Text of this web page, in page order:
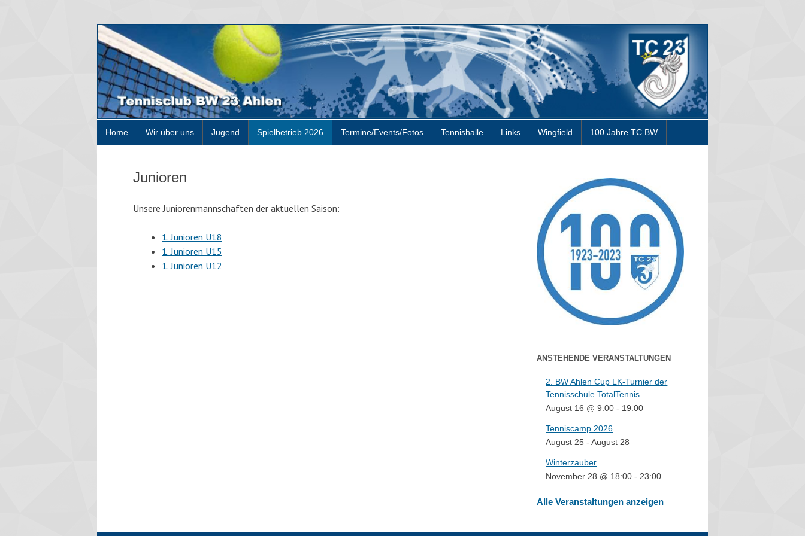
Home Wir über uns Jugend Spielbetrieb 2026 Termine/Events/Fotos Tennishalle Links Wingfield 100 Jahre TC BW
Junioren
Unsere Juniorenmannschaften der aktuellen Saison:
1. Junioren U18
1. Junioren U15
1. Junioren U12
ANSTEHENDE VERANSTALTUNGEN
2. BW Ahlen Cup LK-Turnier der
Tennisschule TotalTennis
August 16 @ 9:00 - 19:00
Tenniscamp 2026
August 25 -August 28
Winterzauber
November 28 @ 18:00 -23:00
Alle Veranstaltungen anzeigen